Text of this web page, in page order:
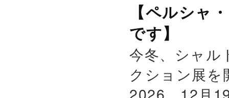
【ペルシャ
です】
今冬、シャル
クション展
2026 12月19